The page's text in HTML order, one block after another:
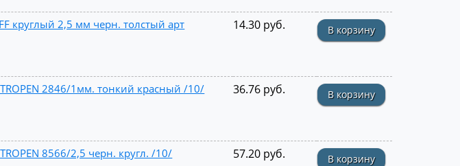
круглый 2,5 мм черн. толстый арт
14.30 руб. В корзину
2846/1мм. тонкий красный /10/ 36.76 руб. В корзину
8566/2,5 черн. кругл. /10/ 57.20 руб. В корзину